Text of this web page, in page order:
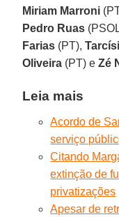
Miriam Marroni
Pedro Ruas
Farias (PT),
Oliveira (PT) eZé
Leia mais
Acordo de
serviço
Citando
extinção de
privatizações
Apesar de